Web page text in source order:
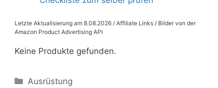
Letzte Aktualisierung am 8.08.2026 / Affiliate Links / Bilder von der
Amazon Product Advertising API
Keine Produkte gefunden.
Kategorien
Ausrüstung